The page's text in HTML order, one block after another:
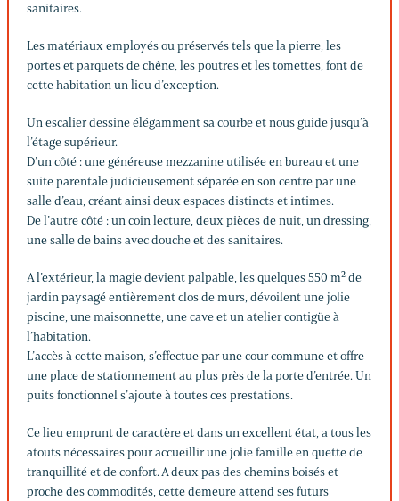
sanitaires.
Les matériaux employés ou préservés tels que la pierre, les
portes et parquets de chêne, les poutres et les tomettes, font de
cette habitation un lieu d’exception.
Un escalier dessine élégamment sa courbe et nous guide jusqu’à
l’étage supérieur.
D’un côté : une généreuse mezzanine utilisée en bureau et une
suite parentale judicieusement séparée en son centre par une
salle d’eau, créant ainsi deux espaces distincts et intimes.
De l’autre côté : un coin lecture, deux pièces de nuit, un dressing,
une salle de bains avec douche et des sanitaires.
A l’extérieur, la magie devient palpable, les quelques 550 m² de
jardin paysagé entièrement clos de murs, dévoilent une jolie
piscine, une maisonnette, une cave et un atelier contigüe à
l’habitation.
L’accès à cette maison, s’effectue par une cour commune et offre
une place de stationnement au plus près de la porte d’entrée. Un
puits fonctionnel s’ajoute à toutes ces prestations.
Ce lieu emprunt de caractère et dans un excellent état, a tous les
atouts nécessaires pour accueillir une jolie famille en quette de
tranquillité et de confort. A deux pas des chemins boisés et
proche des commodités, cette demeure attend ses futurs